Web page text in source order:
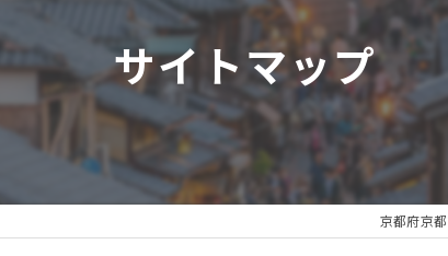
サイトマップ
京都府京